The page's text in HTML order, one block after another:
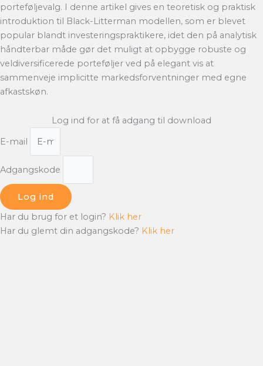
porteføljevalg. I denne artikel gives en teoretisk og praktisk
introduktion til Black-Litterman modellen, som er blevet
popular blandt investeringspraktikere, idet den på analytisk
håndterbar måde gør det muligt at opbygge robuste og
veldiversificerede porteføljer ved på elegant vis at
sammenveje implicitte markedsforventninger med egne
afkastskøn.
Log ind for at få adgang til download
E-mail
Adgangskode
Log ind
Har du brug for et login? Klik her
Har du glemt din adgangskode? Klik her